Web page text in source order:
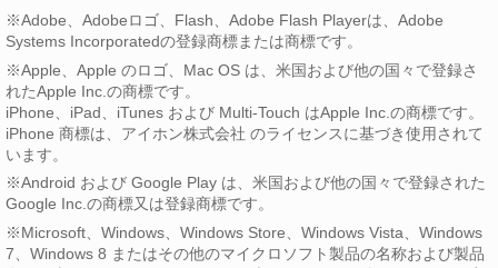
※Adobe、Adobeロゴ、Flash、Adobe Flash Playerは、Adobe
Systems Incorporatedの登録商標または商標です。
※Apple、Apple のロゴ、Mac OS は、米国および他の国々で登録さ
れたApple Inc.の商標です。
iPhone、iPad、iTunes および Multi-Touch はApple Inc.の商標です。
iPhone 商標は、アイホン株式会社 のライセンスに基づき使用されて
います。
※Android および Google Play は、米国および他の国々で登録された
Google Inc.の商標又は登録商標です。
※Microsoft、Windows、Windows Store、Windows Vista、Windows
7、Windows 8 またはその他のマイクロソフト製品の名称および製品